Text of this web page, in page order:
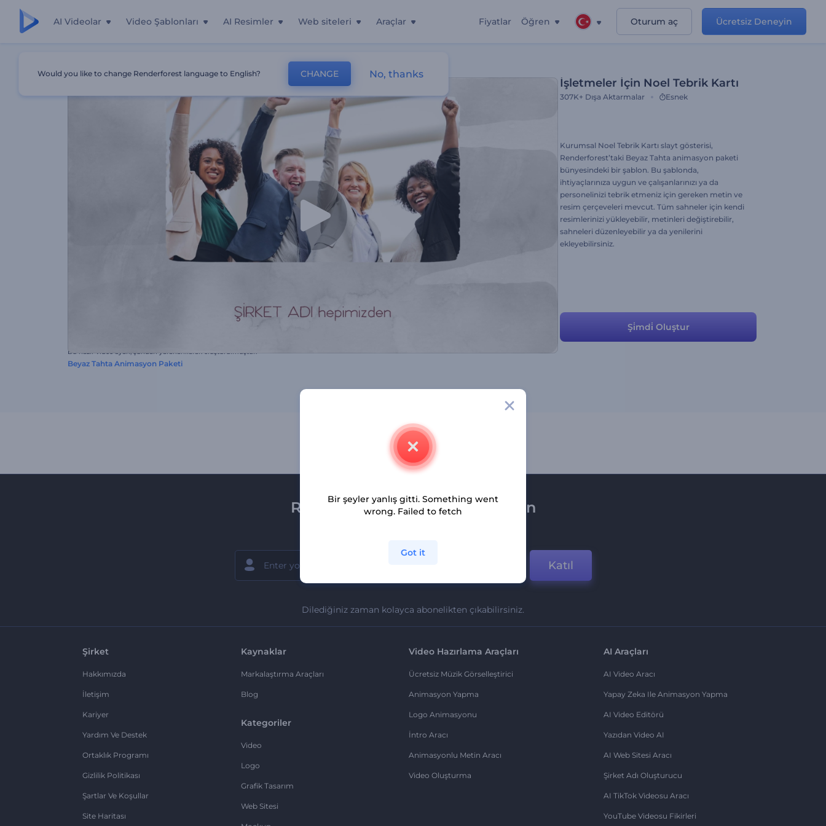
AI Videolar Video Şablonları AI Resimler Web siteleri Araçlar Fiyatlar Öğren Oturum aç Ücretsiz Deneyin
İşletmeler İçin Noel Tebrik Kartı
307K+ Dışa Aktarmalar Esnek
Kurumsal Noel Tebrik Kartı slayt gösterisi,
Renderforest’taki Beyaz Tahta animasyon paketi
bünyesindeki bir şablon. Bu şablonda,
ihtiyaçlarınıza uygun ve çalışanlarınızı ya da
personelinizi tebrik etmeniz için gereken metin ve
resim çerçeveleri mevcut. Tüm sahneler için kendi
resimlerinizi yükleyebilir, metinleri değiştirebilir,
sahneleri düzenleyebilir ya da yenilerini
ekleyebilirsiniz.
Şi̇mdi̇ Oluştur
Bu hazır video ayarı, şundan yararlanılarak oluşturulmuştur:
Beyaz Tahta Animasyon Paketi
Renderforest bültenine üye olun
Katıl
Dilediğiniz zaman kolayca abonelikten çıkabilirsiniz.
Şirket
Hakkımızda
İletişim
Kariyer
Yardım Ve Destek
Ortaklık Programı
Gizlilik Politikası
Şartlar Ve Koşullar
Site Haritası
Kaynaklar
Markalaştırma Araçları
Blog
Kategoriler
Video
Logo
Grafik Tasarım
Web Sitesi
Video Hazırlama Araçları
Ücretsiz Müzik Görselleştirici
Animasyon Yapma
Logo Animasyonu
İntro Aracı
Animasyonlu Metin Aracı
Video Oluşturma
AI Araçları
AI Video Aracı
Yapay Zeka Ile Animasyon Yapma
AI Video Editörü
Yazıdan Video AI
AI Web Sitesi Aracı
Şirket Adı Oluşturucu
AI TikTok Videosu Aracı
YouTube Videosu Fikirleri
Would you like to change Renderforest language to English? CHANGE No, thanks
Bir şeyler yanlış gitti. Something went
wrong. Failed to fetch
Got it